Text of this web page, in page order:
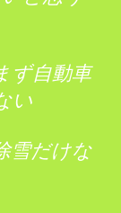
ず自動車
い
雪だけな